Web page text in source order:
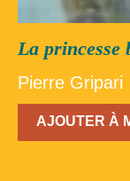
La princesse
Pierre Gripari
AJOUTER À